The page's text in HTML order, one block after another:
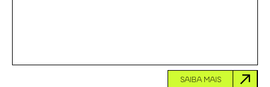
SAIBA MAIS